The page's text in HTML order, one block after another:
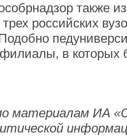
также
российских
в
материалам ИА